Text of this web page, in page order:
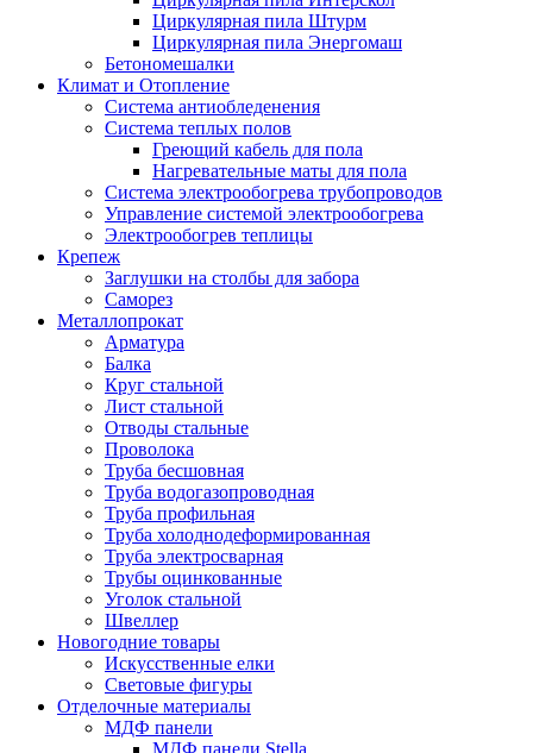
Циркулярная пила Штурм
Циркулярная пила Энергомаш
Бетономешалки
Климат и Отопление
Система антиобледенения
Система теплых полов
Греющий кабель для пола
Нагревательные маты для пола
Система электрообогрева трубопроводов
Управление системой электрообогрева
Электрообогрев теплицы
Крепеж
Заглушки на столбы для забора
Саморез
Металлопрокат
Арматура
Балка
Круг стальной
Лист стальной
Отводы стальные
Проволока
Труба бесшовная
Труба водогазопроводная
Труба профильная
Труба холоднодеформированная
Труба электросварная
Трубы оцинкованные
Уголок стальной
Швеллер
Новогодние товары
Искусственные елки
Световые фигуры
Отделочные материалы
МДФ панели
МДФ панели Stella